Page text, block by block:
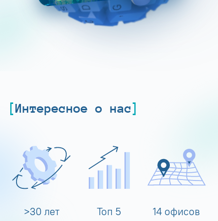
Интересное о нас
>30 лет Топ 5 14 офисов